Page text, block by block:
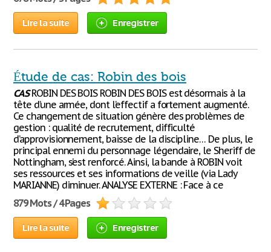
Lire la suite Enregistrer
Étude de cas: Robin des bois
CASROBIN DES BOIS ROBIN DES BOIS est désormais à la
tête d’une armée, dont l’effectif a fortement augmenté.
Ce changement de situation génère des problèmes de
gestion : qualité de recrutement, difficulté
d’approvisionnement, baisse de la discipline… De plus, le
principal ennemi du personnage légendaire, le Sheriff de
Nottingham, s’est renforcé. Ainsi, la bande à ROBIN voit
ses ressources et ses informations de veille (via Lady
MARIANNE) diminuer. ANALYSE EXTERNE : Face à ce
879 Mots / 4 Pages
Lire la suite Enregistrer